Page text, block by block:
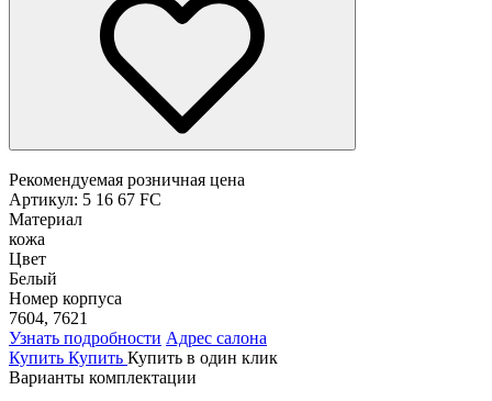
Рекомендуемая розничная цена
Артикул: 5 16 67 FC
Материал
кожа
Цвет
Белый
Номер корпуса
7604, 7621
Узнать подробности Адрес салона
Купить Купить Купить в один клик
Варианты комплектации